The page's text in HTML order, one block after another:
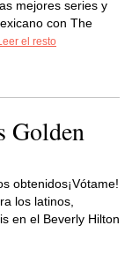
mejores series y
con The
el resto
Golden
obtenidos¡Vótame!
los latinos,
en el Beverly Hilton